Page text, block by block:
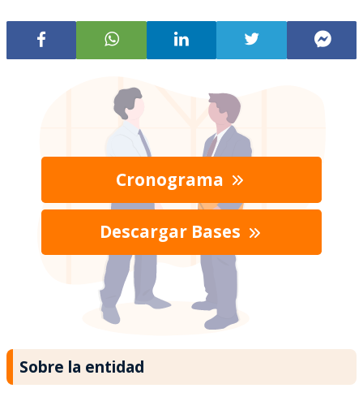
Cronograma
Descargar Bases
Sobre la entidad